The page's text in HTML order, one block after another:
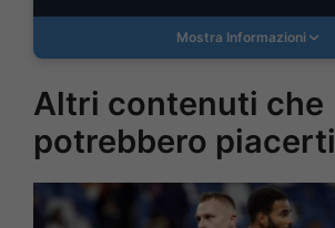
Mostra Informazioni
Altri contenuti che
potrebbero piacerti